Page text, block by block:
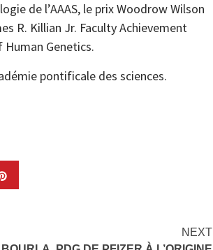
de l’AAAS, le prix Woodrow Wilson
R. Killian Jr. Faculty Achievement
Human Genetics.
pontificale des sciences.
NEXT